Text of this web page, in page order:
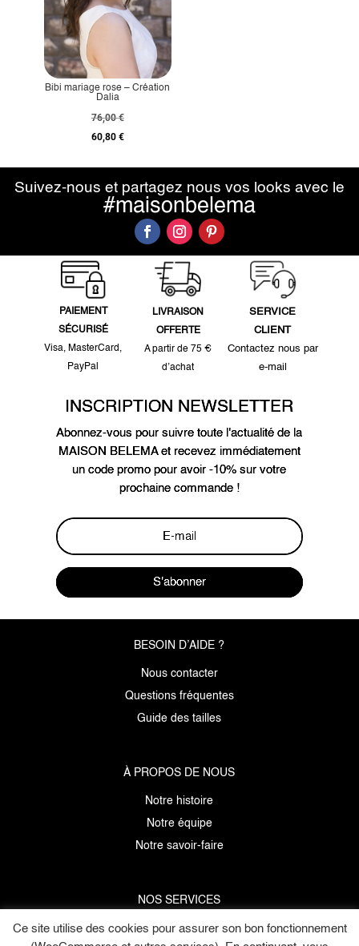
Bibi mariage rose – Création
Dalia
76,00€
60,80 €
Suivez-nous et partagez nous vos looks avec le
#maisonbelema
PAIEMENT
SÉCURISÉ
Visa, MasterCard,
PayPal
LIVRAISON
OFFERTE
A partir de 75 €
d’achat
SERVICE
CLIENT
Contactez nous par
e-mail
INSCRIPTION NEWSLETTER
Abonnez-vous pour suivre toute l'actualité de la
MAISON BELEMA et recevez immédiatement
un code promo pour avoir -10% sur votre
prochaine commande !
S'abonner
BESOIN D’AIDE ?
Nous contacter
Questions fréquentes
Guide des tailles
À PROPOS DE NOUS
Notre histoire
Notre équipe
Notre savoir-faire
NOS SERVICES
Données personnelles
Ce site utilise des cookies pour assurer son bon fonctionnement